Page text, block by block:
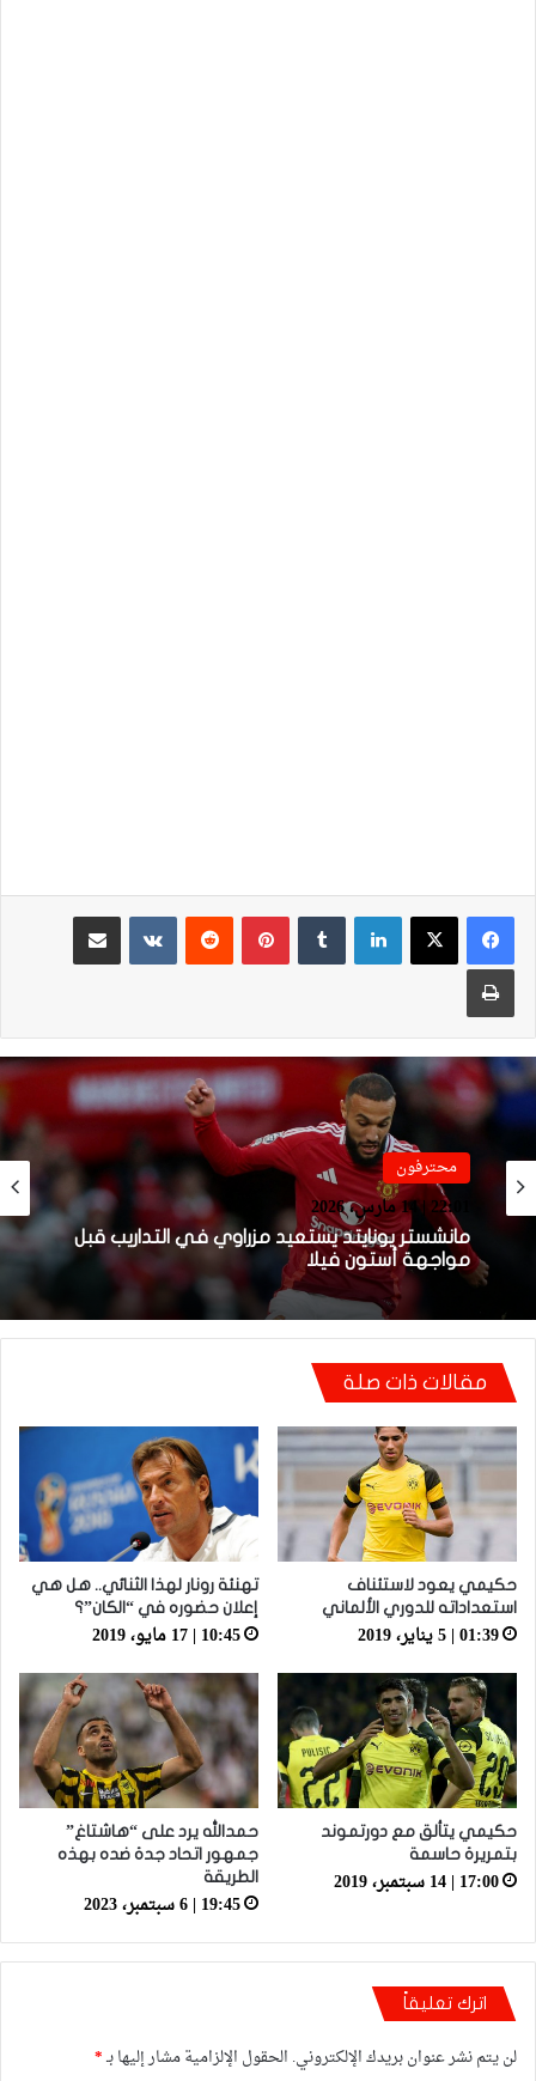
لينكدإن بينتيريست
مشاركة عبر البريد
طباعة
محترفون
22:01 | 14 مارس، 2026
مواجهة أستون فيلا
فيديو
21:49 | 14 مارس، 2026
فيديو.. هدف أوناحي الرائع واحتفاليته التي
تتضمن رسالة لوهبي
مقالات ذات صلة
حكيمي يعود لاستئناف
استعداداته للدوري الألماني
01:39 | 5 يناير، 2019
تهنئة رونار لهذا الثنائي.. هل هي
إعلان حضوره في “الكان”؟
10:45 | 17 مايو، 2019
حكيمي يتألق مع دورتموند
بتمريرة حاسمة
17:00 | 14 سبتمبر، 2019
حمدالله يرد على “هاشتاغ”
جمهور اتحاد جدة ضده بهذه
الطريقة
19:45 | 6 سبتمبر، 2023
اترك تعليقاً
لن يتم نشر عنوان بريدك الإلكتروني. الحقول الإلزامية مشار إليها بـ*